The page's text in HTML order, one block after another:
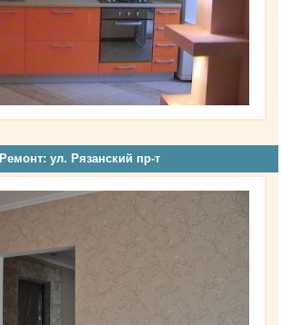
Ремонт: ул. Рязанский пр-т